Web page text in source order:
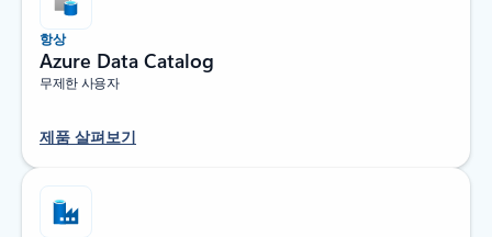
항상
Azure Data Catalog
무제한 사용자
제품 살펴보기